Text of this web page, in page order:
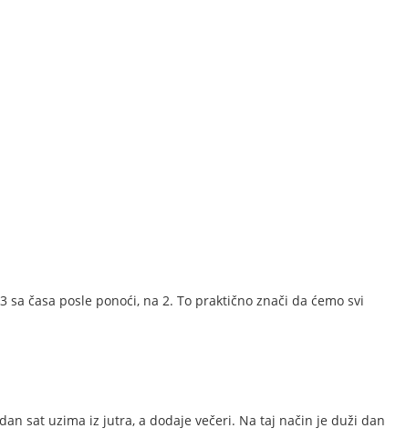
sa časa posle ponoći, na 2. To praktično znači da ćemo svi
sat uzima iz jutra, a dodaje večeri. Na taj način je duži dan